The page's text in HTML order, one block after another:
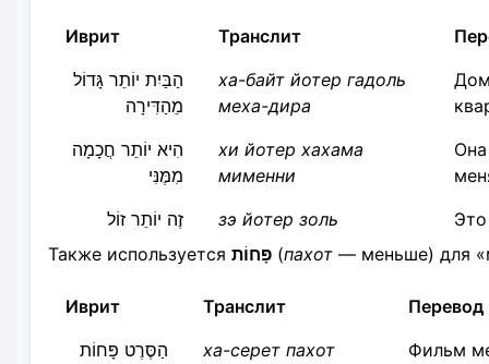
Иврит Транслит
הַבַּיִת יוֹתֵר גָּדוֹל
מֵהַדִּירָה
ха-байт йотер гадоль
меха-дира
הִיא יוֹתֵר חֲכָמָה
מִמֶּנִּי
хи йотер хахама
мименни
זֶה יוֹתֵר זוֹל
зэ йотер золь
Также используется פָּחוֹת (пахот — меньше) для
Иврит Транслит
Перевод
הַסֶּרֶט פָּחוֹת
ха-серет пахот
Фильм